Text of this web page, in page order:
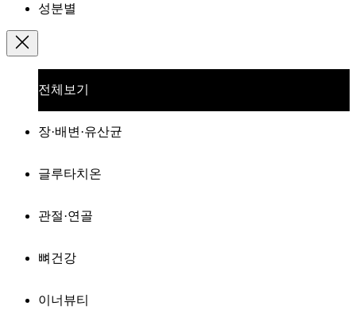
성분별
전체보기
장·배변·유산균
글루타치온
관절·연골
뼈건강
이너뷰티